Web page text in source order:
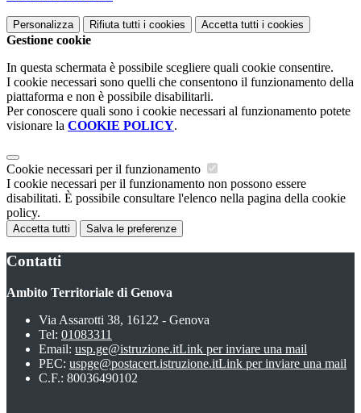
Personalizza Rifiuta tutti i cookies Accetta tutti i cookies
Gestione cookie
In questa schermata è possibile scegliere quali cookie consentire.
I cookie necessari sono quelli che consentono il funzionamento della
piattaforma e non è possibile disabilitarli.
Per conoscere quali sono i cookie necessari al funzionamento potete
visionare la COOKIE POLICY.
Cookie necessari per il funzionamento
I cookie necessari per il funzionamento non possono essere
disabilitati. È possibile consultare l'elenco nella pagina della cookie
policy.
Accetta tutti Salva le preferenze
Contatti
Ambito Territoriale di Genova
Via Assarotti 38, 16122 - Genova
Tel: 01083311
Email: usp.ge@istruzione.itLink per inviare una mail
PEC: uspge@postacert.istruzione.itLink per inviare una mail
C.F.: 80036490102